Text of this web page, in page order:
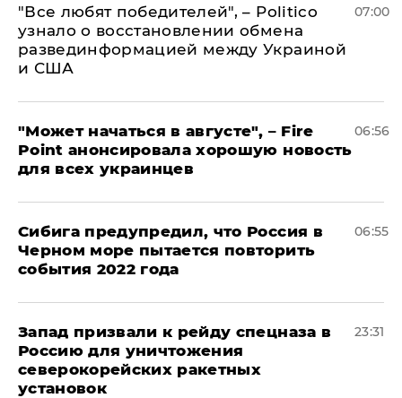
​"Все любят победителей", – Politico
узнало о восстановлении обмена
развединформацией между Украиной
и США
07:00
"Может начаться в августе", – Fire
Point анонсировала хорошую новость
для всех украинцев
06:56
Сибига предупредил, что Россия в
Черном море пытается повторить
события 2022 года
06:55
Запад призвали к рейду спецназа в
Россию для уничтожения
северокорейских ракетных
установок
23:31